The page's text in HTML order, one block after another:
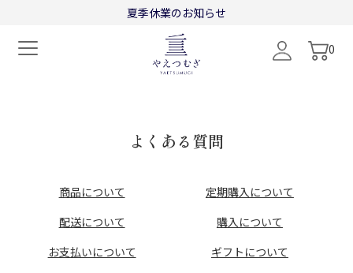
夏季休業のお知らせ
0
よくある質問
商品について
定期購入について
配送について
購入について
お支払いについて
ギフトについて